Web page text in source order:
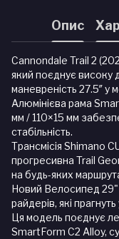
Опис
Cannondale Trail 2
який поєднує високу
маневреність 27.5″ у
Алюмінієва рама
мм / 110×15 мм
стабільність.
Трансмісія Shimano
прогресивна Trail
на будь-яких
Новий Велосипед 29"
райдерів, які
Ця модель поєднує
SmartForm C2 Alloy,